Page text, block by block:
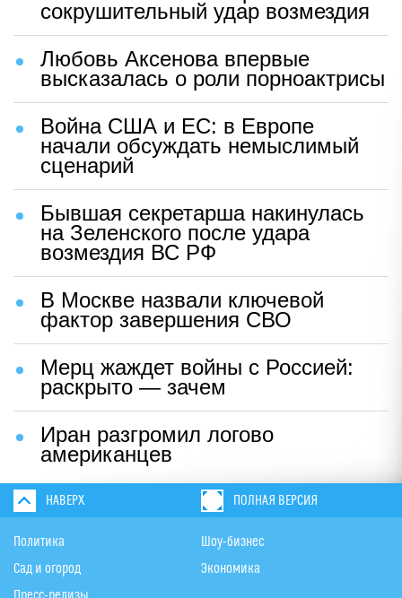
сокрушительный удар возмездия
Любовь Аксенова впервые
высказалась о роли порноактрисы
Война США и ЕС: в Европе
начали обсуждать немыслимый
сценарий
Бывшая секретарша накинулась
на Зеленского после удара
возмездия ВС РФ
В Москве назвали ключевой
фактор завершения СВО
Мерц жаждет войны с Россией:
раскрыто — зачем
Иран разгромил логово
американцев
НАВЕРХ ПОЛНАЯ ВЕРСИЯ
Политика
Сад и огород
Шоу-бизнес
Экономика